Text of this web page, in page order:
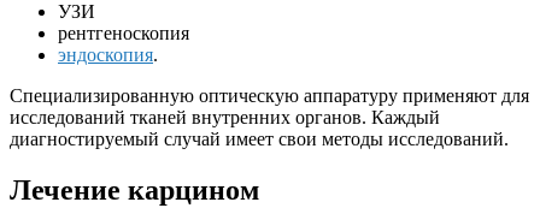
УЗИ
рентгеноскопия
эндоскопия.
Специализированную оптическую аппаратуру применяют для
исследований тканей внутренних органов. Каждый
диагностируемый случай имеет свои методы исследований.
Лечение карцином